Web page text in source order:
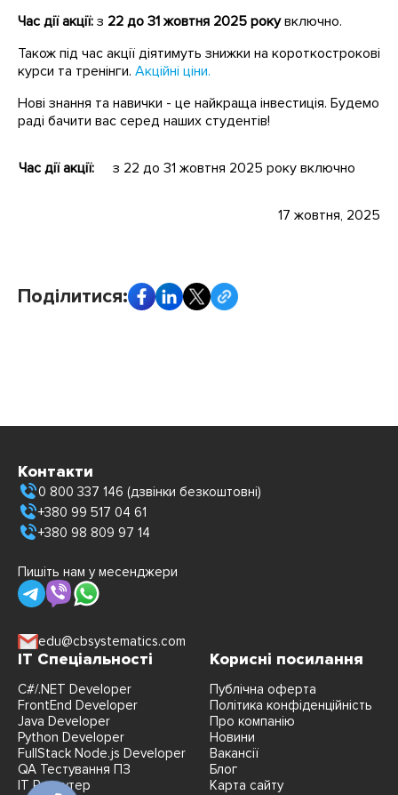
Час дії акції: з 22 до 31 жовтня 2025 рокувключно.
Також під час акції діятимуть знижки на короткострокові
курси та тренінги. Акційні ціни.
Нові знання та навички - це найкраща інвестиція. Будемо
раді бачити вас серед наших студентів!
Час дії акції: з 22 до 31 жовтня 2025 року включно
17 жовтня, 2025
Поділитися:
Контакти
0 800 337 146 (дзвінки безкоштовні)
+380 99 517 04 61
+380 98 809 97 14
Пишіть нам у месенджери
edu@cbsystematics.com
IT Спеціальності
C#/.NET Developer
FrontEnd Developer
Java Developer
Python Developer
FullStack Node.js Developer
QA Тестування ПЗ
IT Рекрутер
Корисні посилання
Публічна оферта
Політика конфіденційність
Про компанію
Новини
Вакансії
Блог
Карта сайту